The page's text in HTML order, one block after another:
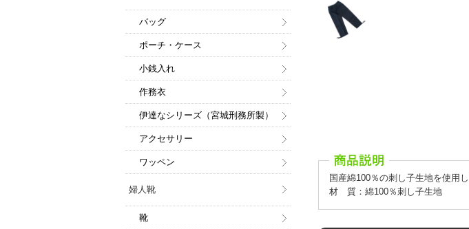
国産綿100％の刺し子生地を使用
材 質：綿100％刺し子生地
バッグ
ポーチ・ケース
小銭入れ
作務衣
伊達なシリーズ（宮城刑務所製）
アクセサリー
ワッペン
婦人靴
靴